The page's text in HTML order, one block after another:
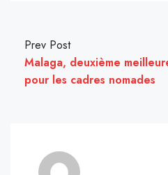
Prev Post
Malaga, deuxième
pour les cadres nomades